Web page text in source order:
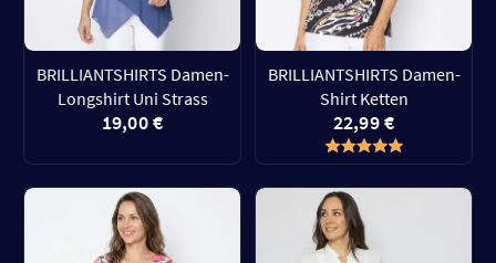
BRILLIANTSHIRTS Damen-
Longshirt Uni Strass
19,00 €
BRILLIANTSHIRTS Damen-
Shirt Ketten
22,99 €